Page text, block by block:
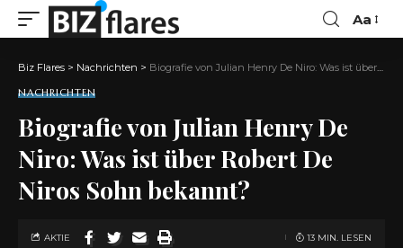
Aa
Biz Flares > Nachrichten > Biografie von Julian Henry De Niro: Was ist über Robert De Niros Sohn bekannt?
NACHRICHTEN
Biografie von Julian Henry De
Niro: Was ist über Robert De
Niros Sohn bekannt?
AKTIE 13 MIN. LESEN